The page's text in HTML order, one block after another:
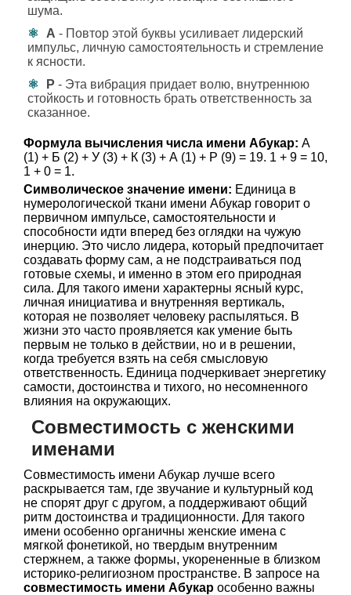
шума.
А - Повтор этой буквы усиливает лидерский
импульс, личную самостоятельность и стремление
к ясности.
Р - Эта вибрация придает волю, внутреннюю
стойкость и готовность брать ответственность за
сказанное.
Формула вычисления числа имени Абукар: А
(1) + Б (2) + У (3) + К (3) + А (1) + Р (9) = 19. 1 + 9 = 10,
1 + 0 = 1.
Символическое значение имени: Единица в
нумерологической ткани имени Абукар говорит о
первичном импульсе, самостоятельности и
способности идти вперед без оглядки на чужую
инерцию. Это число лидера, который предпочитает
создавать форму сам, а не подстраиваться под
готовые схемы, и именно в этом его природная
сила. Для такого имени характерны ясный курс,
личная инициатива и внутренняя вертикаль,
которая не позволяет человеку распыляться. В
жизни это часто проявляется как умение быть
первым не только в действии, но и в решении,
когда требуется взять на себя смысловую
ответственность. Единица подчеркивает энергетику
самости, достоинства и тихого, но несомненного
влияния на окружающих.
Совместимость с женскими
именами
Совместимость имени Абукар лучше всего
раскрывается там, где звучание и культурный код
не спорят друг с другом, а поддерживают общий
ритм достоинства и традиционности. Для такого
имени особенно органичны женские имена с
мягкой фонетикой, но твердым внутренним
стержнем, а также формы, укорененные в близком
историко-религиозном пространстве. В запросе на
совместимость имени Абукар особенно важны